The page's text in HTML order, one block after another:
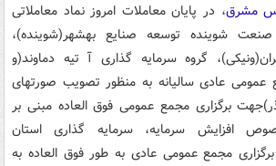
مشرق، در پایان معاملات امروز نماد معاملاتی
شوینده توسعه صنایع بهشهر(شوینده)،
گروه سرمایه گذاری آ تیه دماوند(و
عمومی عادی سالیانه به منظور تصویب صورتهای
برگزاری مجمع عمومی فوق العاده مبنی بر
افزایش سرمایه، سرمایه گذاری استان
مجمع عمومی عادی به طور فوق العاده به